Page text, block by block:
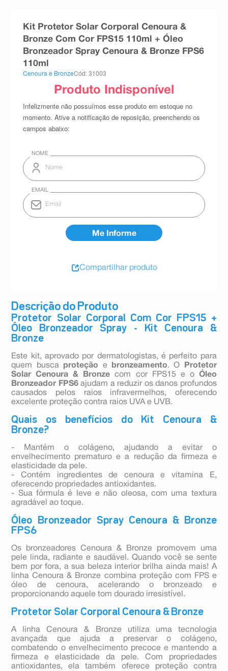
Descrição do Produto
Protetor Solar Corporal Com Cor FPS15 +
Óleo Bronzeador Spray - Kit Cenoura &
Bronze
Este kit, aprovado por dermatologistas, é perfeito para
quem busca proteção e bronzeamento. O
Protetor
Solar Cenoura & Bronze com cor FPS15 e o Óleo
Bronzeador FPS6ajudam a reduzir os danos profundos
causados pelos raios infravermelhos, oferecendo
excelente proteção contra raios UVA e UVB.
Quais os benefícios do Kit Cenoura &
Bronze?
- Mantém o colágeno, ajudando a evitar o
envelhecimento prematuro e a redução da firmeza e
elasticidade da pele.
- Contém ingredientes de cenoura e vitamina E,
oferecendo propriedades antioxidantes.
- Sua fórmula é leve e não oleosa, com uma textura
agradável ao toque.
Óleo Bronzeador Spray Cenoura & Bronze
FPS6
Os bronzeadores Cenoura & Bronze promovem uma
pele linda, radiante e saudável. Quando você se sente
bem por fora, a sua beleza interior brilha ainda mais! A
linha Cenoura & Bronze combina proteção com FPS e
óleo de cenoura, acelerando o bronzeado e
proporcionando aquele tom dourado irresistível.
Protetor Solar Corporal Cenoura & Bronze
A linha Cenoura & Bronze utiliza uma tecnologia
avançada que ajuda a preservar o colágeno,
combatendo o envelhecimento precoce e mantendo a
firmeza e elasticidade da pele. Com propriedades
antioxidantes, ela também oferece proteção contra
Kit Protetor Solar Corporal Cenoura &
Bronze Com Cor FPS15 110ml + Óleo
Bronzeador Spray Cenoura & Bronze FPS6
110ml
Cenoura e BronzeCód: 31003
Compartilhar produto
esmalte
ºabsorvente